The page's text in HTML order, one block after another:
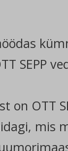
SEPP
on OTT
mis